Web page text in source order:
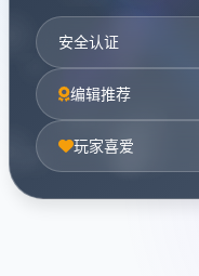
安全认证
编辑推荐
玩家喜爱